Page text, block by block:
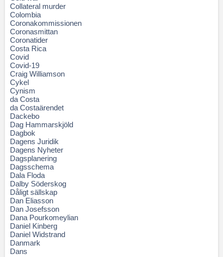
Collateral murder
Colombia
Coronakommissionen
Coronasmittan
Coronatider
Costa Rica
Covid
Covid-19
Craig Williamson
Cykel
Cynism
da Costa
da Costaärendet
Dackebo
Dag Hammarskjöld
Dagbok
Dagens Juridik
Dagens Nyheter
Dagsplanering
Dagsschema
Dala Floda
Dalby Söderskog
Dåligt sällskap
Dan Eliasson
Dan Josefsson
Dana Pourkomeylian
Daniel Kinberg
Daniel Widstrand
Danmark
Dans